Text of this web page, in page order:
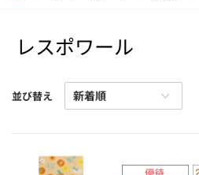
レスポワール
並び替え